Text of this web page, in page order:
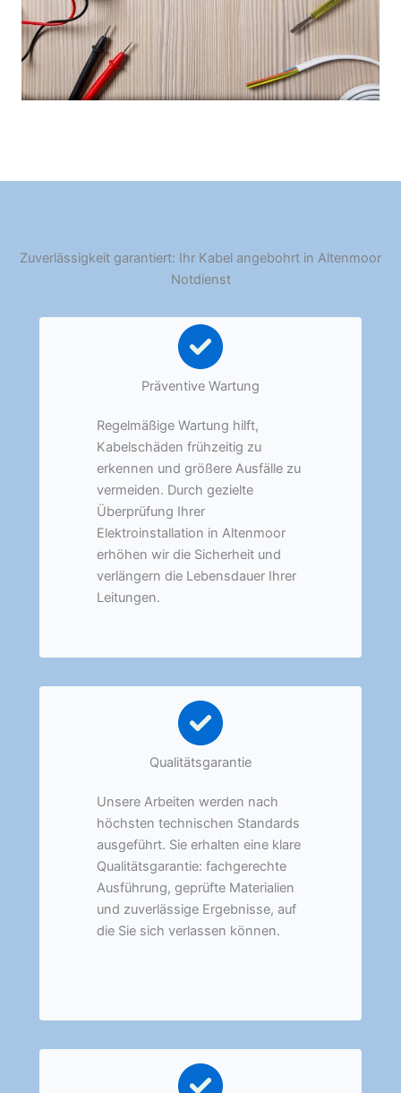
Zuverlässigkeit garantiert: Ihr Kabel angebohrt in Altenmoor
Notdienst
Präventive Wartung
Regelmäßige Wartung hilft,
Kabelschäden frühzeitig zu
erkennen und größere Ausfälle zu
vermeiden. Durch gezielte
Überprüfung Ihrer
Elektroinstallation in Altenmoor
erhöhen wir die Sicherheit und
verlängern die Lebensdauer Ihrer
Leitungen.
Qualitätsgarantie
Unsere Arbeiten werden nach
höchsten technischen Standards
ausgeführt. Sie erhalten eine klare
Qualitätsgarantie: fachgerechte
Ausführung, geprüfte Materialien
und zuverlässige Ergebnisse, auf
die Sie sich verlassen können.